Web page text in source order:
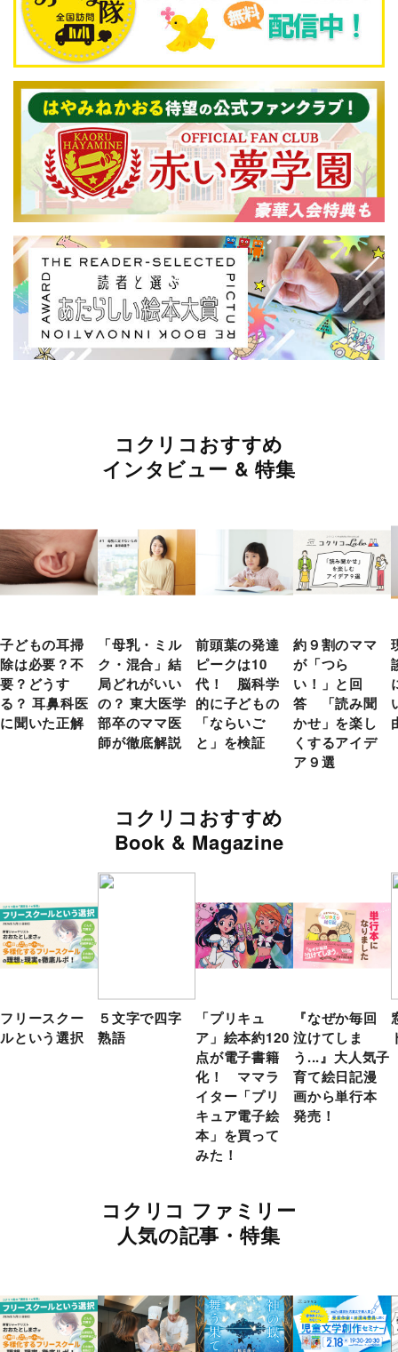
コクリコおすすめ
インタビュー & 特集
子どもの耳掃
除は必要？不
要？どうす
る？ 耳鼻科医
に聞いた正解
「母乳・ミル
ク・混合」結
局どれがいい
の？ 東大医学
部卒のママ医
師が徹底解説
前頭葉の発達
ピークは10
代！ 脳科学
的に子どもの
「ならいご
と」を検証
約９割のママ
が「つら
い！」と回
答 「読み聞
かせ」を楽し
くするアイデ
ア９選
コクリコおすすめ
Book & Magazine
フリースクー
ルという選択
５文字で四字
熟語
「プリキュ
ア」絵本約120
点が電子書籍
化！ ママラ
イター「プリ
キュア電子絵
本」を買って
みた！
『なぜか毎回
泣けてしま
う...』大人気子
育て絵日記漫
画から単行本
発売！
コクリコ ファミリー
人気の記事・特集